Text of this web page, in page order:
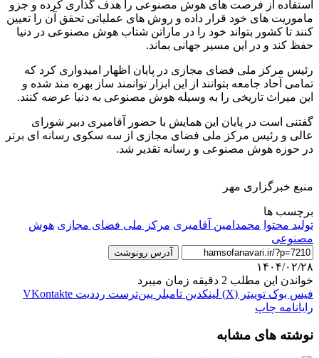
استفاده از فرصت های هوش مصنوعی را هدف گذاری کرده و جزو
ماموریت های خود قرار داده و روش های عملیاتی تحقق آن را تعیین
کنند تا کشور بتواند خود را در ماراتن شتاب هوش مصنوعی در دنیا
حفظ کند و در این مسیر جهانی بماند.
رئیس مرکز ملی فضای مجازی در پایان اظهار امیدواری کرد که
تمامی آحاد جامعه بتوانند از این ابزار توانمند ساز بهره مند شده و
این میراث تاریخی را به وسیله هوش مصنوعی به دنیا عرضه کنند.
گفتنی است در پایان این همایش با حضور آقامیری دبیر شورای
عالی و رئیس مرکز ملی فضای مجازی از سه سکوی رسانه ای برتر
در حوزه هوش مصنوعی و رسانه تقدیر شد.
منبع خبرگزاری مهر
برچسب ها
تولید محتوا محمدامین آقامیری مرکز ملی فضای مجازی هوش
مصنوعی
آدرس رونوشت
۱۴۰۴/۰۲/۲۸
خواندن این مطلب 2 دقیقه زمان میبرد
فیس بوک توییتر (X) لینکدین ‫تامبلر ‫پین‌ترست ‫رددیت ‫VKontakte
رایانامه چاپ
نوشته های مشابه